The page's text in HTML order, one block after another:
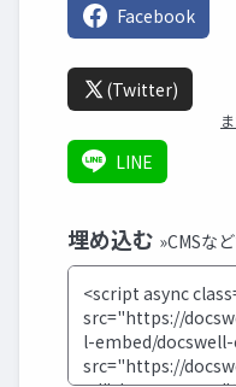
Facebook
(Twitter)
LINE
埋め込む »CMSな